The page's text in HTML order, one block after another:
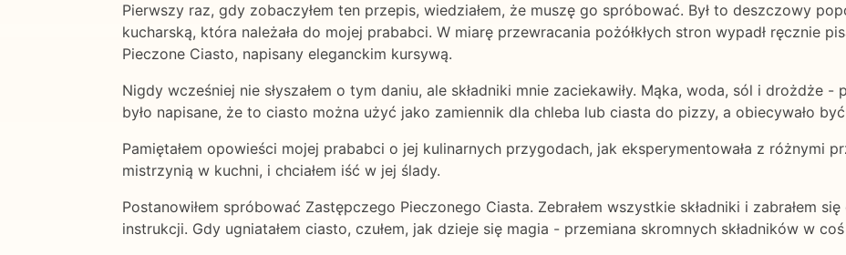
Pierwszy raz, gdy zobaczyłem ten przepis, wiedziałem, że muszę go spróbować. Był to deszczowy
kucharską, która należała do mojej prababci. W miarę przewracania pożółkłych stron wypadł ręcznie
Pieczone Ciasto, napisany eleganckim kursywą.
Nigdy wcześniej nie słyszałem o tym daniu, ale składniki mnie zaciekawiły. Mąka, woda, sól i drożdże
było napisane, że to ciasto można użyć jako zamiennik dla chleba lub ciasta do pizzy, a obiecywało
Pamiętałem opowieści mojej prababci o jej kulinarnych przygodach, jak eksperymentowała z różnymi
mistrzynią w kuchni, i chciałem iść w jej ślady.
Postanowiłem spróbować Zastępczego Pieczonego Ciasta. Zebrałem wszystkie składniki i zabrałem
instrukcji. Gdy ugniatałem ciasto, czułem, jak dzieje się magia - przemiana skromnych składników w